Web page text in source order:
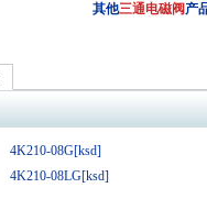
其他三通电磁阀 产
4K210-08G[ksd]
4K210-08LG[ksd]